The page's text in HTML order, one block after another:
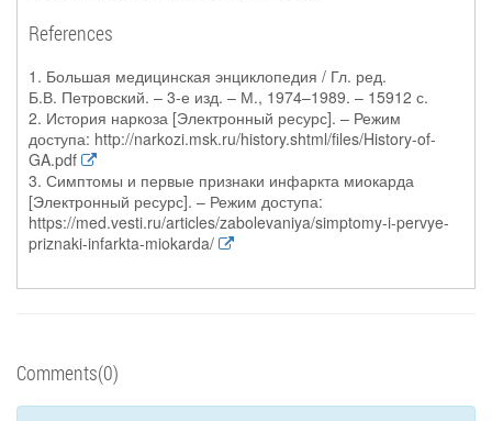
References
1. Большая медицинская энциклопедия / Гл. ред.
Б.В. Петровский. – 3-е изд. – М., 1974–1989. – 15912 с.
2. История наркоза [Электронный ресурс]. – Режим
доступа: http://narkozi.msk.ru/history.shtml/files/History-of-
GA.pdf
3. Симптомы и первые признаки инфаркта миокарда
[Электронный ресурс]. – Режим доступа:
https://med.vesti.ru/articles/zabolevaniya/simptomy-i-pervye-
priznaki-infarkta-miokarda/
Comments(0)